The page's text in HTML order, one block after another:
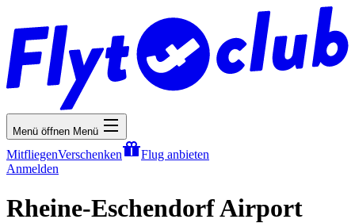
Menü öffnen Menü
MitfliegenVerschenken
Flug anbieten
Anmelden
Rheine-Eschendorf Airport